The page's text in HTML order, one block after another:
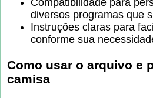
diversos programas que
Instruções claras para
conforme sua
Como usar o arquivo e
camisa